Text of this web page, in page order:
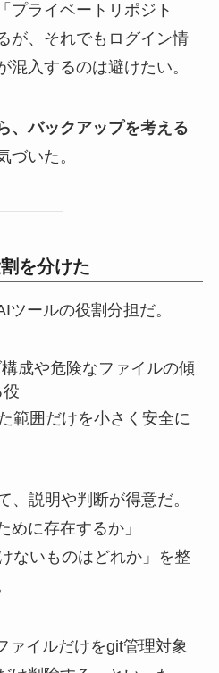
プライベートリポジト
が、それでもログイン情
混入するのは避けたい。
、バックアップを考える
づいた。
を分けた
ツールの役割分担だ。
成や危険なファイルの傾
範囲だけを小さく安全に
、説明や判断が得意だ。
めに存在するか」
ないものはどれか」を整
ァイルだけをgit管理対象